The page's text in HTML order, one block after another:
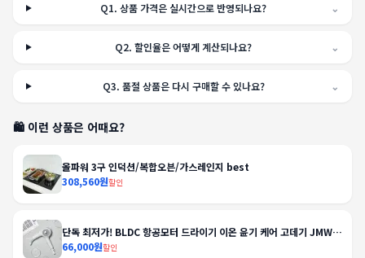
Q1.상품 가격은 실시간으로 반영되나요? ⌄
Q2.할인율은 어떻게 계산되나요? ⌄
Q3. 품절 상품은 다시 구매할 수 있나요? ⌄
🛍️ 이런 상품은 어때요?
올파워 3구 인덕션/복합오븐/가스레인지 best
308,560원할인
단독 최저가! BLDC 항공모터 드라이기 이온 윤기 케어 고데기 JMW
선풍기
66,000원할인